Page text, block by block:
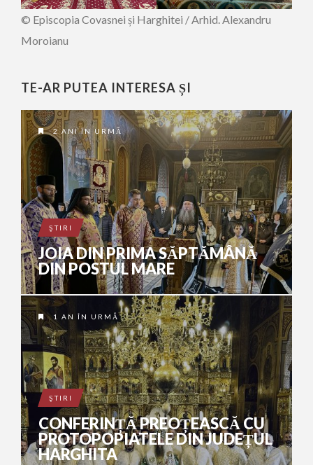
© Episcopia Covasnei și Harghitei / Arhid. Alexandru
Moroianu
TE-AR PUTEA INTERESA ȘI
2 ANI ÎN URMĂ
ŞTIRI
JOIA DIN PRIMA SĂPTĂMÂNĂ
DIN POSTUL MARE
1 AN ÎN URMĂ
ŞTIRI
CONFERINȚĂ PREOȚEASCĂ CU
PROTOPOPIATELE DIN JUDEȚUL
HARGHITA